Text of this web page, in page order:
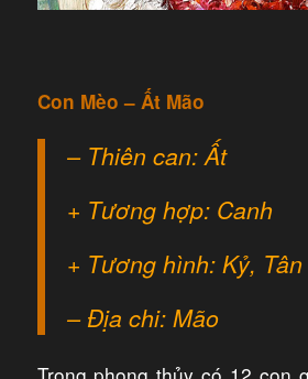
Con Mèo – Ất Mão
– Thiên can: Ất
+ Tương hợp: Canh
+ Tương hình: Kỷ, Tân
– Địa chi: Mão